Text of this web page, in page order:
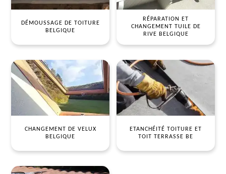
DÉMOUSSAGE DE TOITURE
BELGIQUE
RÉPARATION ET
CHANGEMENT TUILE DE
RIVE BELGIQUE
CHANGEMENT DE VELUX
BELGIQUE
ETANCHÉITÉ TOITURE ET
TOIT TERRASSE BE